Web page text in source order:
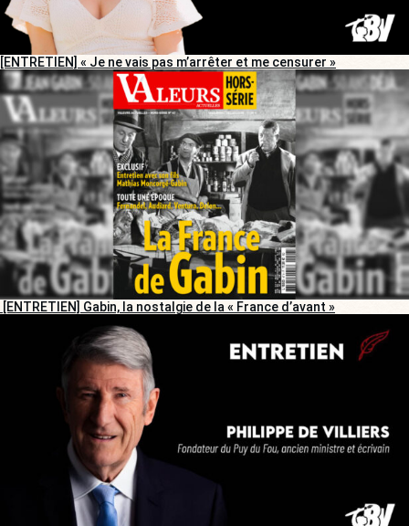
[ENTRETIEN] « Je ne vais pas m’arrêter et me censurer »
[ENTRETIEN] Gabin, la nostalgie de la « France d’avant »